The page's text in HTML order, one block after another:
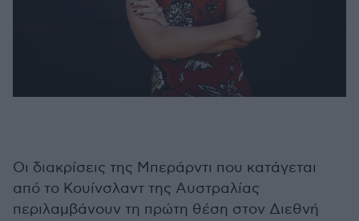
Οι διακρίσεις της Μπεράρντι που κατάγεται
από το Κουίνσλαντ της Αυστραλίας
περιλαμβάνουν τη πρώτη θέση στον Διεθνή